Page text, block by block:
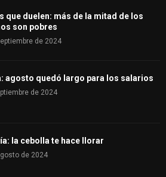
H
que duelen: más de la mitad de los
son pobres
de 2024
agosto quedó largo para los salarios
de 2024
la cebolla te hace llorar
de 2024